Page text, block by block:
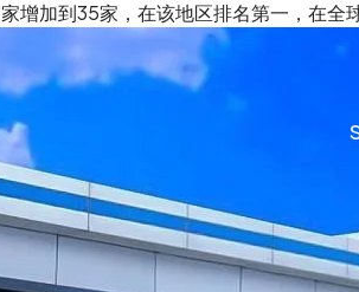
加到35家，在该地区排名第一，在全球